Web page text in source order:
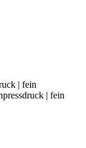
| fein
| fein